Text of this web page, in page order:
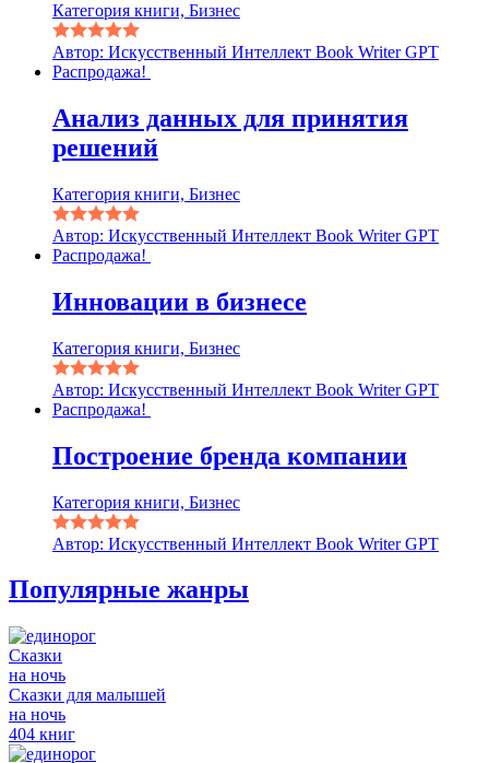
Категория книги, Бизнес
Автор: Искусственный Интеллект Book Writer GPT
Распродажа!
Анализ данных для принятия
решений
Категория книги, Бизнес
Автор: Искусственный Интеллект Book Writer GPT
Распродажа!
Инновации в бизнесе
Категория книги, Бизнес
Автор: Искусственный Интеллект Book Writer GPT
Распродажа!
Построение бренда компании
Категория книги, Бизнес
Автор: Искусственный Интеллект Book Writer GPT
Популярные жанры
Сказки
на ночь
Сказки для малышей
на ночь
404 книг